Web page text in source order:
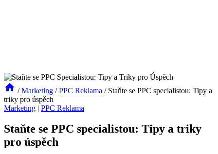
/ Marketing / PPC Reklama / Staňte se PPC specialistou: Tipy a
triky pro úspěch
Marketing | PPC Reklama
Staňte se PPC specialistou: Tipy a triky
pro úspěch